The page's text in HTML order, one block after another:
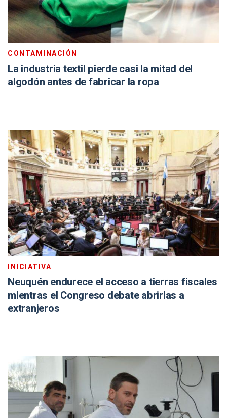
CONTAMINACIÓN
La industria textil pierde casi la mitad del
algodón antes de fabricar la ropa
INICIATIVA
Neuquén endurece el acceso a tierras fiscales
mientras el Congreso debate abrirlas a
extranjeros